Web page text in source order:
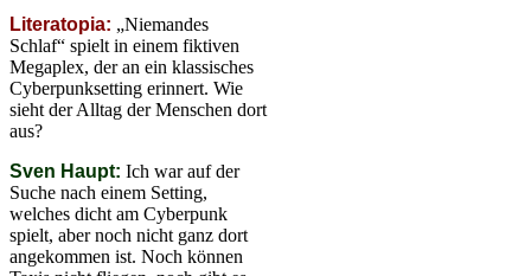
Literatopia: „Niemandes
Schlaf“ spielt in einem fiktiven
Megaplex, der an ein klassisches
Cyberpunksetting erinnert. Wie
sieht der Alltag der Menschen dort
aus?
Sven Haupt: Ich war auf der
Suche nach einem Setting,
welches dicht am Cyberpunk
spielt, aber noch nicht ganz dort
angekommen ist. Noch können